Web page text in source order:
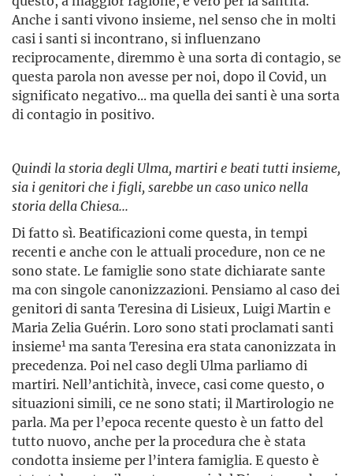
Anche i santi vivono insieme, nel senso che in molti
casi i santi si incontrano, si influenzano
reciprocamente, diremmo è una sorta di contagio, se
questa parola non avesse per noi, dopo il Covid, un
significato negativo... ma quella dei santi è una sorta
di contagio in positivo.
Quindi la storia degli Ulma, martiri e beati tutti insieme,
sia i genitori che i figli, sarebbe un caso unico nella
storia della Chiesa...
Di fatto sì. Beatificazioni come questa, in tempi
recenti e anche con le attuali procedure, non ce ne
sono state. Le famiglie sono state dichiarate sante
ma con singole canonizzazioni. Pensiamo al caso dei
genitori di santa Teresina di Lisieux, Luigi Martin e
Maria Zelia Guérin. Loro sono stati proclamati santi
insieme1 ma santa Teresina era stata canonizzata in
precedenza. Poi nel caso degli Ulma parliamo di
martiri. Nell’antichità, invece, casi come questo, o
situazioni simili, ce ne sono stati; il Martirologio ne
parla. Ma per l’epoca recente questo è un fatto del
tutto nuovo, anche per la procedura che è stata
condotta insieme per l’intera famiglia. E questo è